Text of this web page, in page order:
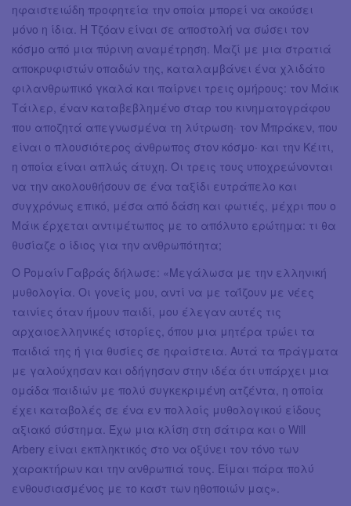
ηφαιστειώδη προφητεία την οποία μπορεί να ακούσει
μόνο η ίδια. Η Τζόαν είναι σε αποστολή να σώσει τον
κόσμο από μια πύρινη αναμέτρηση. Μαζί με μια στρατιά
αποκρυφιστών οπαδών της, καταλαμβάνει ένα χλιδάτο
φιλανθρωπικό γκαλά και παίρνει τρεις ομήρους: τον Μάικ
Τάιλερ, έναν καταβεβλημένο σταρ του κινηματογράφου
που αποζητά απεγνωσμένα τη λύτρωση· τον Μπράκεν, που
είναι ο πλουσιότερος άνθρωπος στον κόσμο· και την Κέιτι,
η οποία είναι απλώς άτυχη. Οι τρεις τους υποχρεώνονται
να την ακολουθήσουν σε ένα ταξίδι ευτράπελο και
συγχρόνως επικό, μέσα από δάση και φωτιές, μέχρι που ο
Μάικ έρχεται αντιμέτωπος με το απόλυτο ερώτημα: τι θα
θυσίαζε ο ίδιος για την ανθρωπότητα;
Ο Ρομαίν Γαβράς δήλωσε: «Μεγάλωσα με την ελληνική
μυθολογία. Οι γονείς μου, αντί να με ταΐζουν με νέες
ταινίες όταν ήμουν παιδί, μου έλεγαν αυτές τις
αρχαιοελληνικές ιστορίες, όπου μια μητέρα τρώει τα
παιδιά της ή για θυσίες σε ηφαίστεια. Αυτά τα πράγματα
με γαλούχησαν και οδήγησαν στην ιδέα ότι υπάρχει μια
ομάδα παιδιών με πολύ συγκεκριμένη ατζέντα, η οποία
έχει καταβολές σε ένα εν πολλοίς μυθολογικού είδους
αξιακό σύστημα. Έχω μια κλίση στη σάτιρα και ο Will
Arbery είναι εκπληκτικός στο να οξύνει τον τόνο των
χαρακτήρων και την ανθρωπιά τους. Είμαι πάρα πολύ
ενθουσιασμένος με το καστ των ηθοποιών μας».